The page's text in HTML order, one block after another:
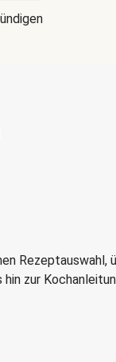
Rezeptauswahl,
zur